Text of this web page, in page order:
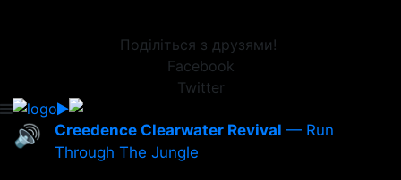
Поділіться з друзями!
Facebook
Twitter
🔊 Creedence Clearwater Revival — Run
Through The Jungle